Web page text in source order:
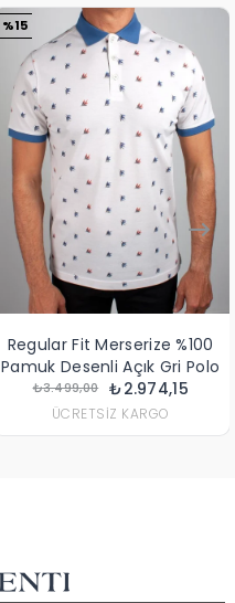
Regular Fit Merserize %100
Pamuk Desenli Açık Gri Polo
Yaka Tişört
₺2.974,15
₺3.499,00
%15
ÜCRETSIZ KARGO